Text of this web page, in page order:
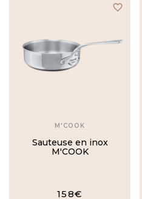
favorite_border
M'COOK
Sauteuse en inox
M'COOK
158€